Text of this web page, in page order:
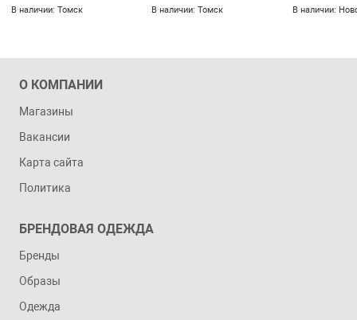
В наличии: Томск В наличии: Томск В наличии:
О КОМПАНИИ
Магазины
Вакансии
Карта сайта
Политика
БРЕНДОВАЯ ОДЕЖДА
Бренды
Образы
Одежда